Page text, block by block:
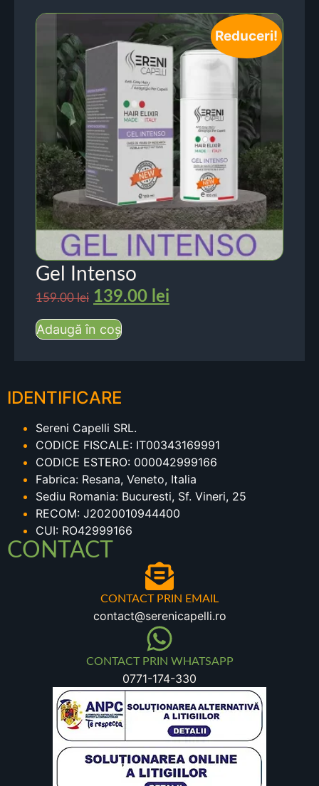
Reduceri!
Gel Intenso
159.00lei 139.00 lei
Adaugă în coș
IDENTIFICARE
Sereni Capelli SRL.
CODICE FISCALE: IT00343169991
CODICE ESTERO: 000042999166
Fabrica: Resana, Veneto, Italia
Sediu Romania: Bucuresti, Sf. Vineri, 25
RECOM: J2020010944400
CUI: RO42999166
CONTACT
CONTACT PRIN EMAIL
contact@serenicapelli.ro
CONTACT PRIN WHATSAPP
0771-174-330